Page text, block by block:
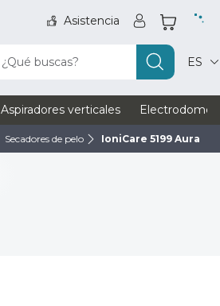
Asistencia
¿Qué buscas? ES
Aspiradores verticales
Secadores de pelo IoniCare 5199 Aura